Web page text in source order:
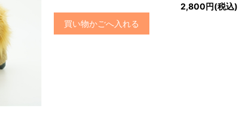
2,800円(税込)
買い物かごへ入れる